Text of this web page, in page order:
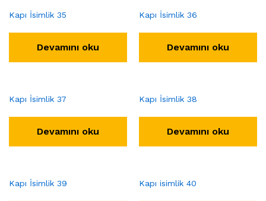
Kapı İsimlik 35
Devamını oku
Kapı İsimlik 36
Devamını oku
Kapı İsimlik 37
Devamını oku
Kapı İsimlik 38
Devamını oku
Kapı İsimlik 39 Kapı isimlik 40